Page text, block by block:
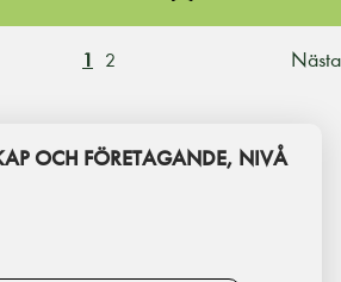
1 2 Nästa
OCH FÖRETAGANDE, NIVÅ